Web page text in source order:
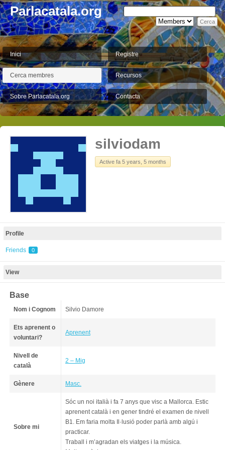
Parlacatala.org
Inici Registre
Cerca membres Recursos
Sobre Parlacatala.org Contacta
silviodam
Active fa 5 years, 5 months
Profile
Friends 0
View
Base
Nom i Cognom Silvio Damore
Ets aprenent o
voluntari?
Aprenent
Nivell de
català
2 – Mig
Gènere Masc.
Sobre mi
Sóc un noi italià i fa 7 anys que visc a Mallorca. Estic
aprenent català i en gener tindré el examen de nivell
B1. Em faria molta Il·lusió poder parlà amb algú i
practicar.
Traball i m’agradan els viatges i la música.